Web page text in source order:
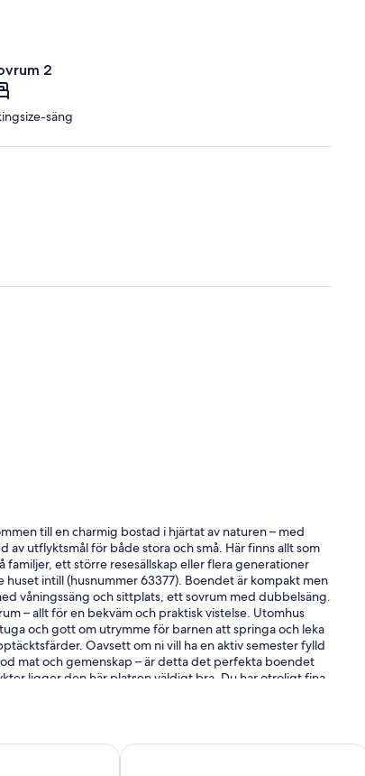
2
säng
till en charmig bostad i hjärtat av naturen – med
utflyktsmål för både stora och små. Här finns allt som
familjer, ett större resesällskap eller flera generationer
intill (husnummer 63377). Boendet är kompakt men
våningssäng och sittplats, ett sovrum med dubbelsäng.
– allt för en bekväm och praktisk vistelse. Utomhus
och gott om utrymme för barnen att springa och leka
Oavsett om ni vill ha en aktiv semester fylld
mat och gemenskap – är detta det perfekta boendet
ligger den här platsen väldigt bra. Du har otroligt fina
Simrishamn, Tomelilla om du önskar shoppa, äta gott
”Olof Viktors” som varmt rekommenderas. Tar gärna
och Glimmingehus. Några mil bort har du Ales stenar,
så som Skånes djurpark, Ystad djurpark och Tosselilla
By Traum
Härlig stuga i Juleboda en kort